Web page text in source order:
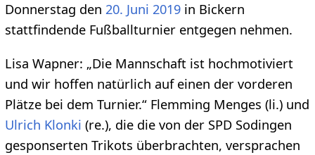
Donnerstag den 20. Juni 2019in Bickern
stattfindende Fußballturnier entgegen nehmen.
Lisa Wapner: „Die Mannschaft ist hochmotiviert
und wir hoffen natürlich auf einen der vorderen
Plätze bei dem Turnier.“ Flemming Menges (li.) und
Ulrich Klonki (re.), die die von der SPD Sodingen
gesponserten Trikots überbrachten, versprachen